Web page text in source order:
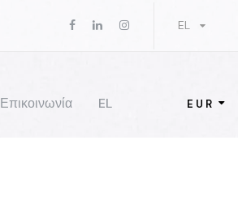
EL
Επικοινωνία EL EUR